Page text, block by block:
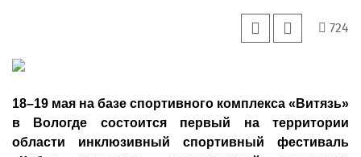
724
18–19 мая на базе спортивного комплекса «Витязь»
в Вологде состоится первый на территории
области инклюзивный спортивный фестиваль